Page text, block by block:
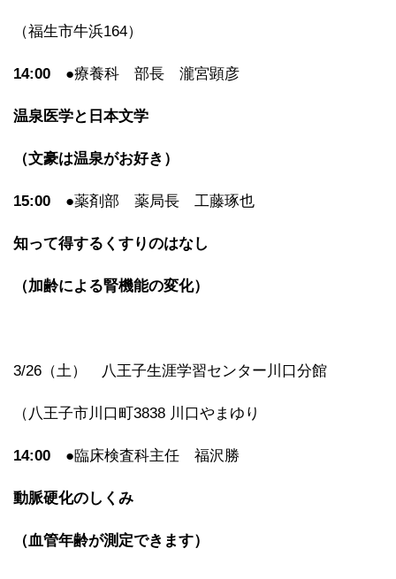
（福生市牛浜164）
14:00 ●療養科 部長 瀧宮顕彦
温泉医学と日本文学
（文豪は温泉がお好き）
15:00 ●薬剤部 薬局長 工藤琢也
知って得するくすりのはなし
（加齢による腎機能の変化）
3/26（土） 八王子生涯学習センター川口分館
（八王子市川口町3838 川口やまゆり
14:00 ●臨床検査科主任 福沢勝
動脈硬化のしくみ
（血管年齢が測定できます）